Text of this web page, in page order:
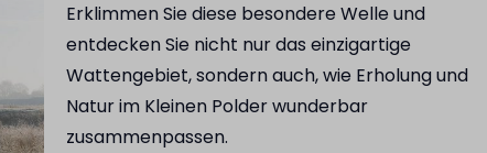
Erklimmen Sie diese besondere Welle und
entdecken Sie nicht nur das einzigartige
Wattengebiet, sondern auch, wie Erholung und
Natur im Kleinen Polder wunderbar
zusammenpassen.